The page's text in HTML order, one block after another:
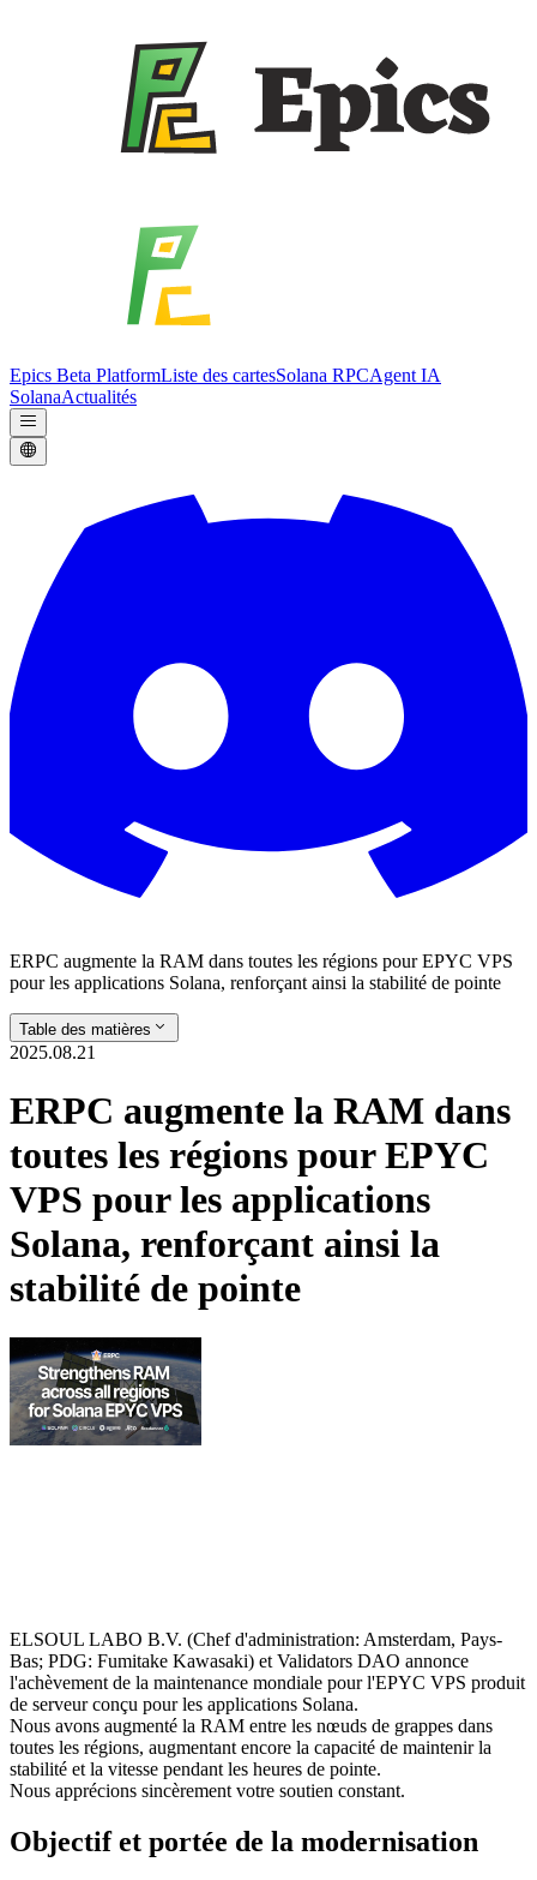
Epics Beta PlatformListe des cartesSolana RPCAgent IA
SolanaActualités
ERPC augmente la RAM dans toutes les régions pour EPYC VPS
pour les applications Solana, renforçant ainsi la stabilité de pointe
Table des matières
2025.08.21
ERPC augmente la RAM dans
toutes les régions pour EPYC
VPS pour les applications
Solana, renforçant ainsi la
stabilité de pointe
ELSOUL LABO B.V. (Chef d'administration: Amsterdam, Pays-
Bas; PDG: Fumitake Kawasaki) et Validators DAO annonce
l'achèvement de la maintenance mondiale pour l'EPYC VPS produit
de serveur conçu pour les applications Solana.
Nous avons augmenté la RAM entre les nœuds de grappes dans
toutes les régions, augmentant encore la capacité de maintenir la
stabilité et la vitesse pendant les heures de pointe.
Nous apprécions sincèrement votre soutien constant.
Objectif et portée de la modernisation